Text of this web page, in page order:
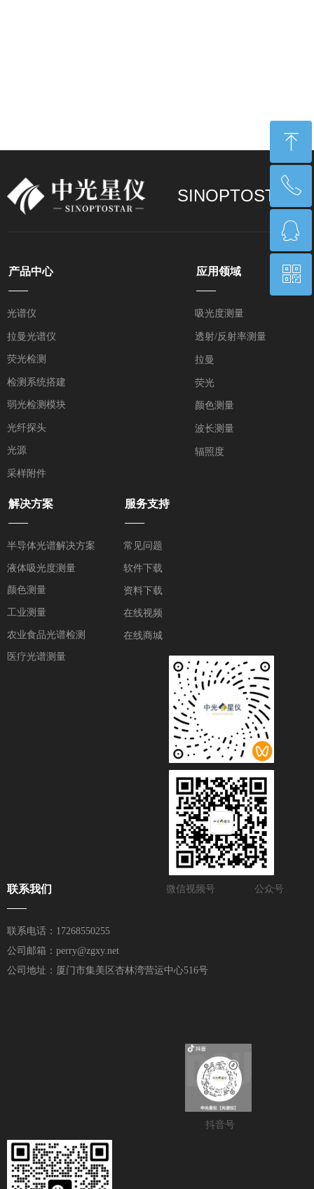
光谱仪
拉曼光谱仪
荧光检测
检测系统搭建
弱光检测模块
光纤探头
光源
采样附件
产品中心
——
吸光度测量
透射/反射率测量
拉曼
荧光
颜色测量
波长测量
辐照度
应用领域
——
SINOPTOSTAR
半导体光谱解决方案
液体吸光度测量
颜色测量
工业测量
农业食品光谱检测
医疗光谱测量
解决方案
——
常见问题
软件下载
资料下载
在线视频
在线商城
服务支持
——
联系我们
——
联系电话：17268550255
公司邮箱：perry@zgxy.net
公司地址：厦门市集美区杏林湾营运中心516号
微信视频号 公众号
抖音号
ꁸ
回到顶部
ꂅ
17268550255
ꁗ
QQ客服
ꀥ